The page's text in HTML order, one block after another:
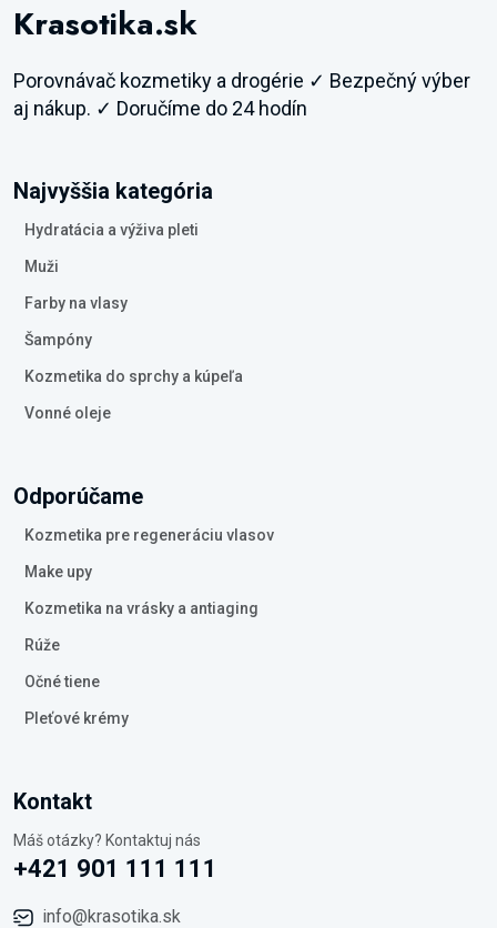
Krasotika.sk
Porovnávač kozmetiky a drogérie ✓ Bezpečný výber
aj nákup. ✓ Doručíme do 24 hodín
Najvyššia kategória
Hydratácia a výživa pleti
Muži
Farby na vlasy
Šampóny
Kozmetika do sprchy a kúpeľa
Vonné oleje
Odporúčame
Kozmetika pre regeneráciu vlasov
Make upy
Kozmetika na vrásky a antiaging
Rúže
Očné tiene
Pleťové krémy
Kontakt
Máš otázky? Kontaktuj nás
+421 901 111 111
info@krasotika.sk